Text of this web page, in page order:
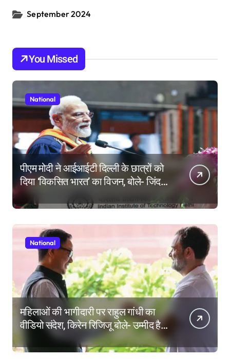
September 2024
You Missed
National
पीएम मोदी ने आईआईटी दिल्ली के छात्रों को
दिया ‘विकसित भारत’ का विजन, बोले- जिंदगी
की परीक्षा में सब कुछ आउट ऑफ सिलेबस
होता है
National
महिलाओं की भागीदारी पर राहुल गांधी का
वीडियो संदेश, किरेन रिजिजू बोले- उम्मीद है
महिला आरक्षण बिल का बिना शर्त करेंगे
समर्थन